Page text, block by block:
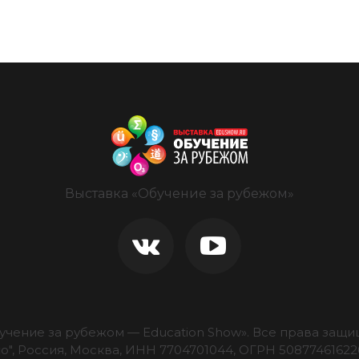
Выставка «Обучение за рубежом»
за рубежом — Education Show». Все права
Россия, Москва, ИНН 7704701044, ОГРН